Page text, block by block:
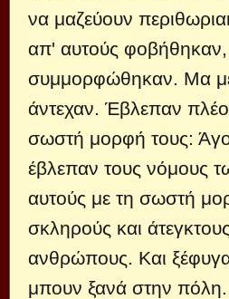
να μαζεύουν
απ' αυτούς φοβήθηκαν,
συμμορφώθηκαν. Μα
άντεχαν. Έβλεπαν
σωστή μορφή τους:
έβλεπαν τους νόμους
αυτούς με τη σωστή
σκληρούς και
ανθρώπους. Και
μπουν ξανά στην πόλη.